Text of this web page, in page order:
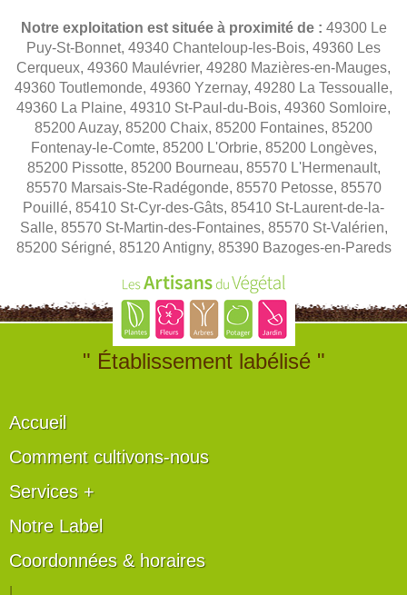
Notre exploitation est située à proximité de : 49300 Le
Puy-St-Bonnet, 49340 Chanteloup-les-Bois, 49360 Les
Cerqueux, 49360 Maulévrier, 49280 Mazières-en-Mauges,
49360 Toutlemonde, 49360 Yzernay, 49280 La Tessoualle,
49360 La Plaine, 49310 St-Paul-du-Bois, 49360 Somloire,
85200 Auzay, 85200 Chaix, 85200 Fontaines, 85200
Fontenay-le-Comte, 85200 L'Orbrie, 85200 Longèves,
85200 Pissotte, 85200 Bourneau, 85570 L'Hermenault,
85570 Marsais-Ste-Radégonde, 85570 Petosse, 85570
Pouillé, 85410 St-Cyr-des-Gâts, 85410 St-Laurent-de-la-
Salle, 85570 St-Martin-des-Fontaines, 85570 St-Valérien,
85200 Sérigné, 85120 Antigny, 85390 Bazoges-en-Pareds
" Établissement labélisé "
Accueil
Comment cultivons-nous
Services +
Notre Label
Coordonnées & horaires